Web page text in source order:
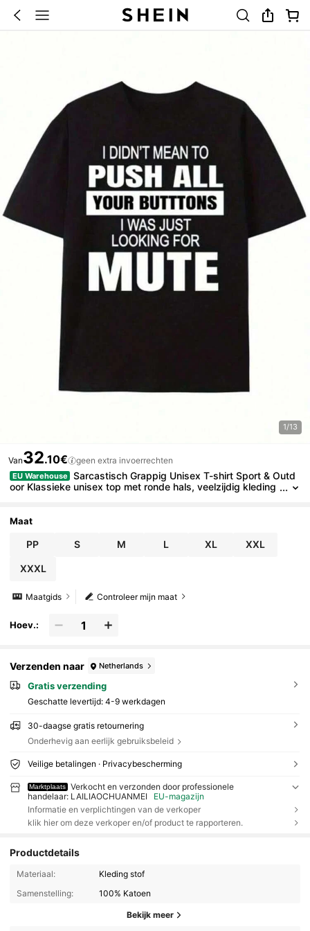
1/13
Van32.10€ geen extra invoerrechten
EU Warehouse
Sarcastisch Grappig Unisex T-shirt Sport & Outd
oor Klassieke unisex top met ronde hals, veelzijdig kleding
Maat
PP S M L XL XXL
XXXL
Controleer mijn maat
Maatgids
Hoev.:
Verzenden naar Netherlands
Gratis verzending
Geschatte levertijd: 4-9 werkdagen
30-daagse gratis retournering
Onderhevig aan eerlijk gebruiksbeleid
Veilige betalingen · Privacybescherming
Marktplaats
Verkocht en verzonden door professionele
handelaar: LAILIAOCHUANMEI
EU-magazijn
Informatie en verplichtingen van de verkoper
klik hier om deze verkoper en/of product te rapporteren.
Productdetails
Materiaal:
Kleding stof
Samenstelling:
100% Katoen
Bekijk meer